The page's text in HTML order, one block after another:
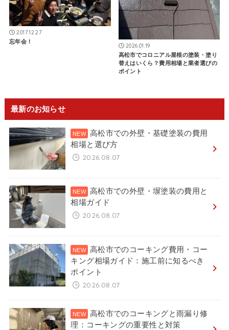
2017.12.27
忘年会！
2026.01.19
高松市でコロニアル屋根の塗装・塗り
替えはいくら？費用相場と業者選びの
ポイント
最新のお知らせ
高松市での外壁・基礎塗装の費用
相場と選び方
2026.08.07
高松市での外壁・塀塗装の費用と
相場ガイド
2026.08.07
高松市でのコーキング費用・コー
キング相場ガイド：施工前に知るべき
ポイント
2026.08.07
高松市でのコーキングと雨漏り修
理：コーキングの重要性と対策